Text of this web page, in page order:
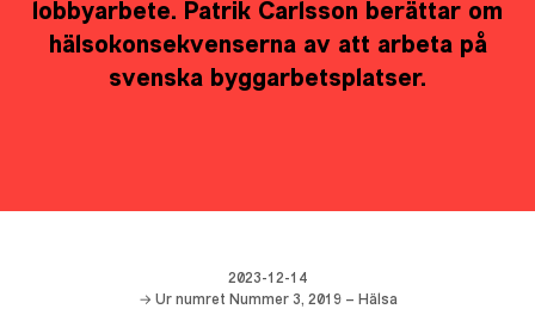
lobbyarbete. Patrik Carlsson berättar om
hälsokonsekvenserna av att arbeta på
svenska byggarbetsplatser.
2023-12-14
→ Ur numret Nummer 3, 2019 – Hälsa